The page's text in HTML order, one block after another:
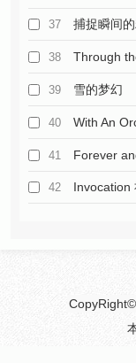
37 捕捉瞬间
38 Through
39 雪的梦幻
40 With An
41 Forever
42 Invocation